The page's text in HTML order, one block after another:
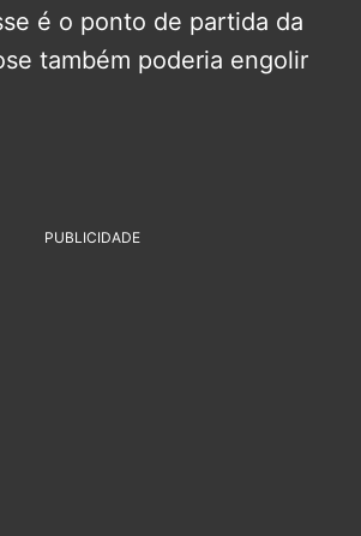
é o ponto de partida da
também poderia engolir
PUBLICIDADE